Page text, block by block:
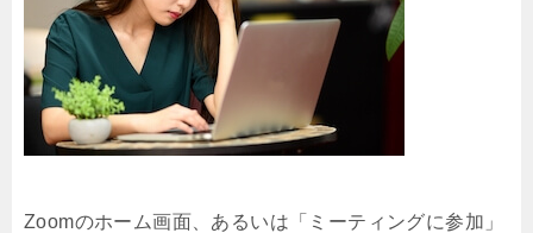
Zoomのホーム画面、あるいは「ミーティングに参加」